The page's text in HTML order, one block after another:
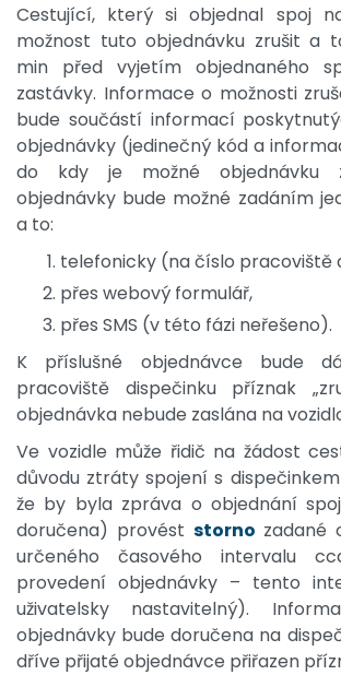
Cestující, který si objednal spoj
možnost tuto objednávku zrušit a
min před vyjetím objednaného
zastávky. Informace o možnosti
bude součástí informací
objednávky (jedinečný kód a
do kdy je možné objednávku
objednávky bude možné zadáním
a to:
telefonicky (na číslo pracoviště
přes webový formulář,
přes SMS (v této fázi neřešeno).
K příslušné objednávce bude
pracoviště dispečinku příznak
objednávka nebude zaslána na
Ve vozidle může řidič na žádost
důvodu ztráty spojení s
že by byla zpráva o objednání
doručena) provést storno zadané
určeného časového intervalu
provedení objednávky – tento
uživatelsky nastavitelný).
objednávky bude doručena na
dříve přijaté objednávce přiřazen